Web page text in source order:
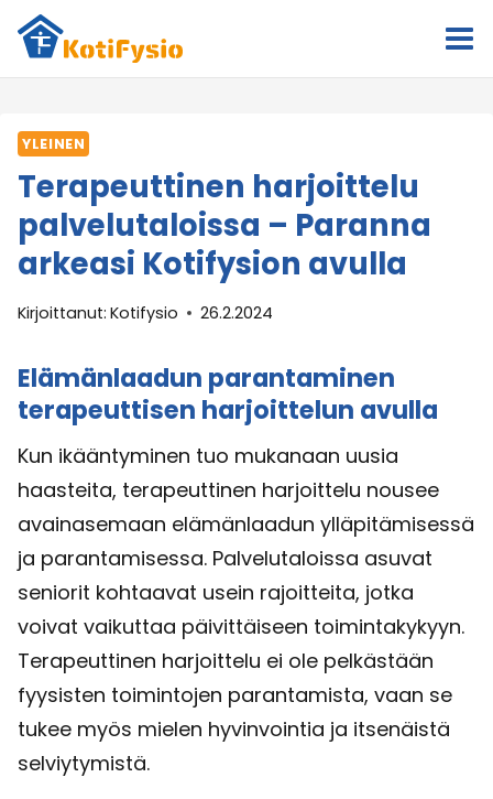
Siirry
sisältöön
YLEINEN
Terapeuttinen harjoittelu
palvelutaloissa – Paranna
arkeasi Kotifysion avulla
Kirjoittanut: Kotifysio 26.2.2024
Elämänlaadun parantaminen
terapeuttisen harjoittelun avulla
Kun ikääntyminen tuo mukanaan uusia
haasteita, terapeuttinen harjoittelu nousee
avainasemaan elämänlaadun ylläpitämisessä
ja parantamisessa. Palvelutaloissa asuvat
seniorit kohtaavat usein rajoitteita, jotka
voivat vaikuttaa päivittäiseen toimintakykyyn.
Terapeuttinen harjoittelu ei ole pelkästään
fyysisten toimintojen parantamista, vaan se
tukee myös mielen hyvinvointia ja itsenäistä
selviytymistä.